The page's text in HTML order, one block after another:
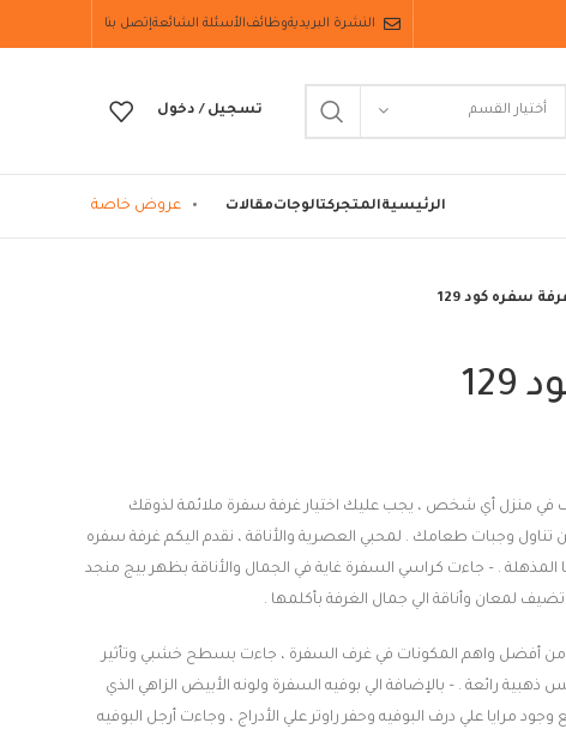
النشرة البريديةوظائفالأسئلة الشائعةإتصل بنا
أختيار القسم تسجيل / دخول
الرئيسيةالمتجركتالوجاتمقالات عروض خاصة
سفره كود 129
في منزل أي شخص ، يجب عليك اختيار غرفة سفرة ملائمة لذوقك
تناول وجبات طعامك . لمحبي العصرية والأناقة ، نقدم اليكم غرفة سفره
المذهلة . – جاءت كراسي السفرة غاية في الجمال والأناقة بظهر بيج منجد
لمعان وأناقة الي جمال الغرفة بأكلمها .
من أفضل واهم المكونات في غرف السفرة ، جاءت بسطح خشبي وتأثير
رائعة . – بالإضافة الي بوفيه السفرة ولونه الأبيض الزاهي الذي
مرايا علي درف البوفيه وحفر راوتر علي الأدراج ، وجاءت أرجل البوفيه